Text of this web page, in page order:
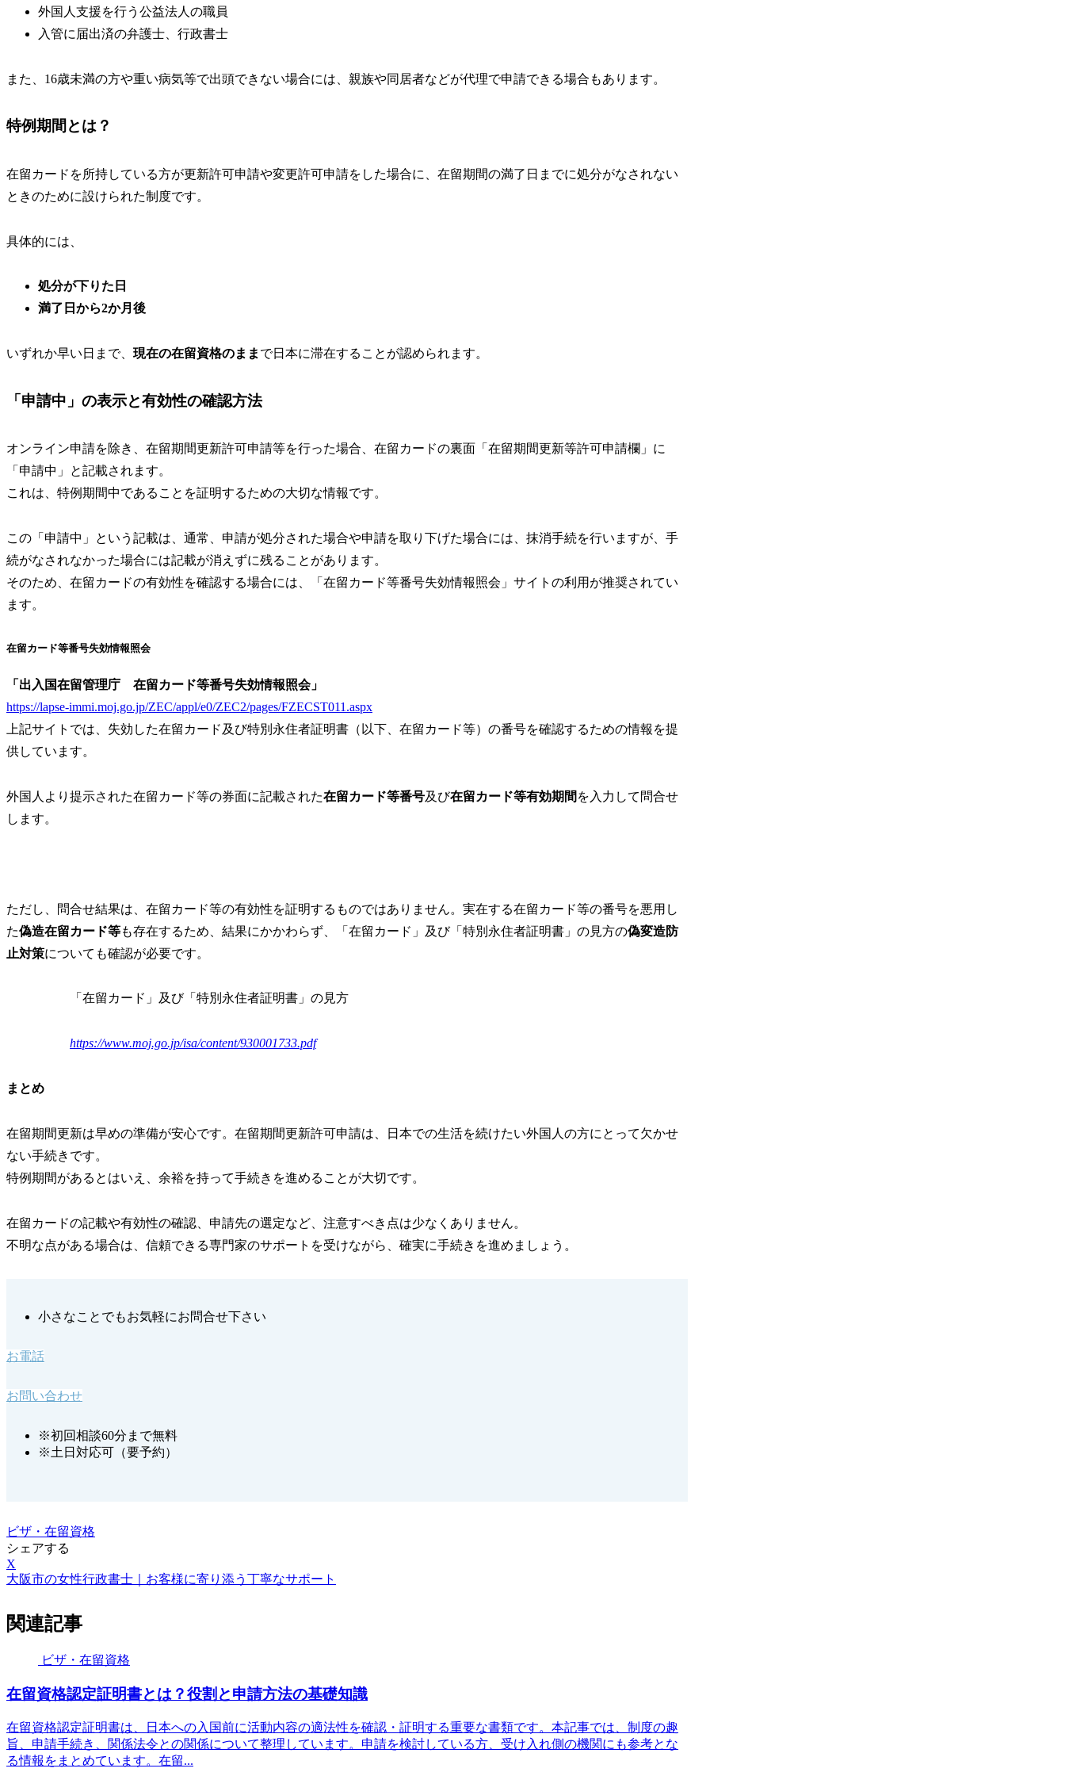
外国人支援を行う公益法人の職員
入管に届出済の弁護士、行政書士
また、16歳未満の方や重い病気等で出頭できない場合には、親族や同居者などが代理で申請できる場合もあります。
特例期間とは？
在留カードを所持している方が更新許可申請や変更許可申請をした場合に、在留期間の満了日までに処分がなされない
ときのために設けられた制度です。
具体的には、
処分が下りた日
満了日から2か月後
いずれか早い日まで、 現在の在留資格のまま で日本に滞在することが認められます。
「申請中」の表示と有効性の確認方法
オンライン申請を除き、在留期間更新許可申請等を行った場合、在留カードの裏面「在留期間更新等許可申請欄」に
「申請中」
と記載されます。
これは、特例期間中であることを証明するための大切な情報です。
この「申請中」という記載は、通常、申請が処分された場合や申請を取り下げた場合には、抹消手続を行いますが、手
続がなされなかった場合には記載が消えずに残ることがあります。
そのため、 在留カードの有効性を確認する場合には、「在留カード等番号失効情報照会」サイトの利用 が推奨されてい
ます。
在留カード等番号失効情報照会
「出入国在留管理庁 在留カード等番号失効情報照会」
https://lapse-immi.moj.go.jp/ZEC/appl/e0/ZEC2/pages/FZECST011.aspx
上記サイトでは、失効した在留カード及び特別永住者証明書（以下、在留カード等）の番号を確認するための情報を提
供しています。
外国人より提示された在留カード等の券面に記載された在留カード等番号及び在留カード等有効期間 を入力して問合せ
します。
ただし、 問合せ結果は、在留カード等の有効性を証明するものではありません。実在する在留カード等の番号を悪用し
た偽造在留カード等も存在するため、結果にかかわらず、「在留カード」及び「特別永住者証明書」の見方の偽変造防
止対策についても確認が必要です。
「在留カード」及び「特別永住者証明書」の見方
https://www.moj.go.jp/isa/content/930001733.pdf
まとめ
在留期間更新は早めの準備が安心です。在留期間更新許可申請は、日本での生活を続けたい外国人の方にとって欠かせ
ない手続きです。
特例期間があるとはいえ、余裕を持って手続きを進めることが大切です。
在留カードの記載や有効性の確認、申請先の選定など、注意すべき点は少なくありません。
不明な点がある場合は、信頼できる専門家のサポートを受けながら、確実に手続きを進めましょう。
小さなことでもお気軽にお問合せ下さい
お電話
お問い合わせ
※初回相談60分まで無料
※土日対応可（要予約）
ビザ・在留資格
シェアする
X
大阪市の女性行政書士｜お客様に寄り添う丁寧なサポート
関連記事
ビザ・在留資格
在留資格認定証明書とは？役割と申請方法の基礎知識
在留資格認定証明書は、日本への入国前に活動内容の適法性を確認・証明する重要な書類です。本記事では、制度の趣
旨、申請手続き、関係法令との関係について整理しています。申請を検討している方、受け入れ側の機関にも参考とな
る情報をまとめています。在留...